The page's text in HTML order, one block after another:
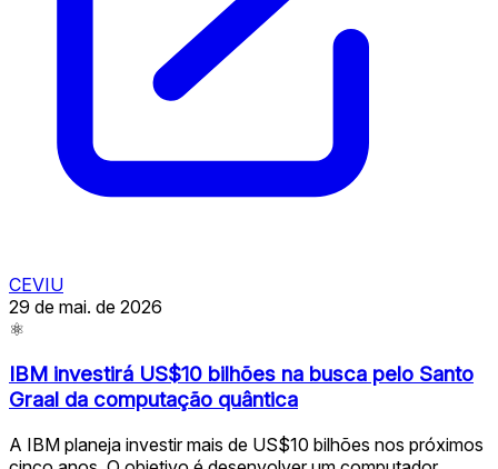
CEVIU
29 de mai. de 2026
⚛
IBM investirá US$10 bilhões na busca pelo Santo
Graal da computação quântica
A IBM planeja investir mais de US$10 bilhões nos próximos